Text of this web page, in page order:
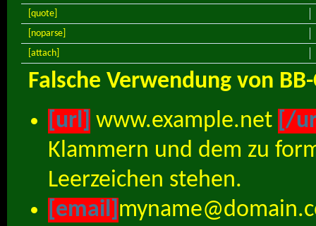
[quote]
[noparse]
[attach]
Falsche Verwendung von
[url] www.example.net [/
Klammern und dem zu
Leerzeichen stehen.
[email]